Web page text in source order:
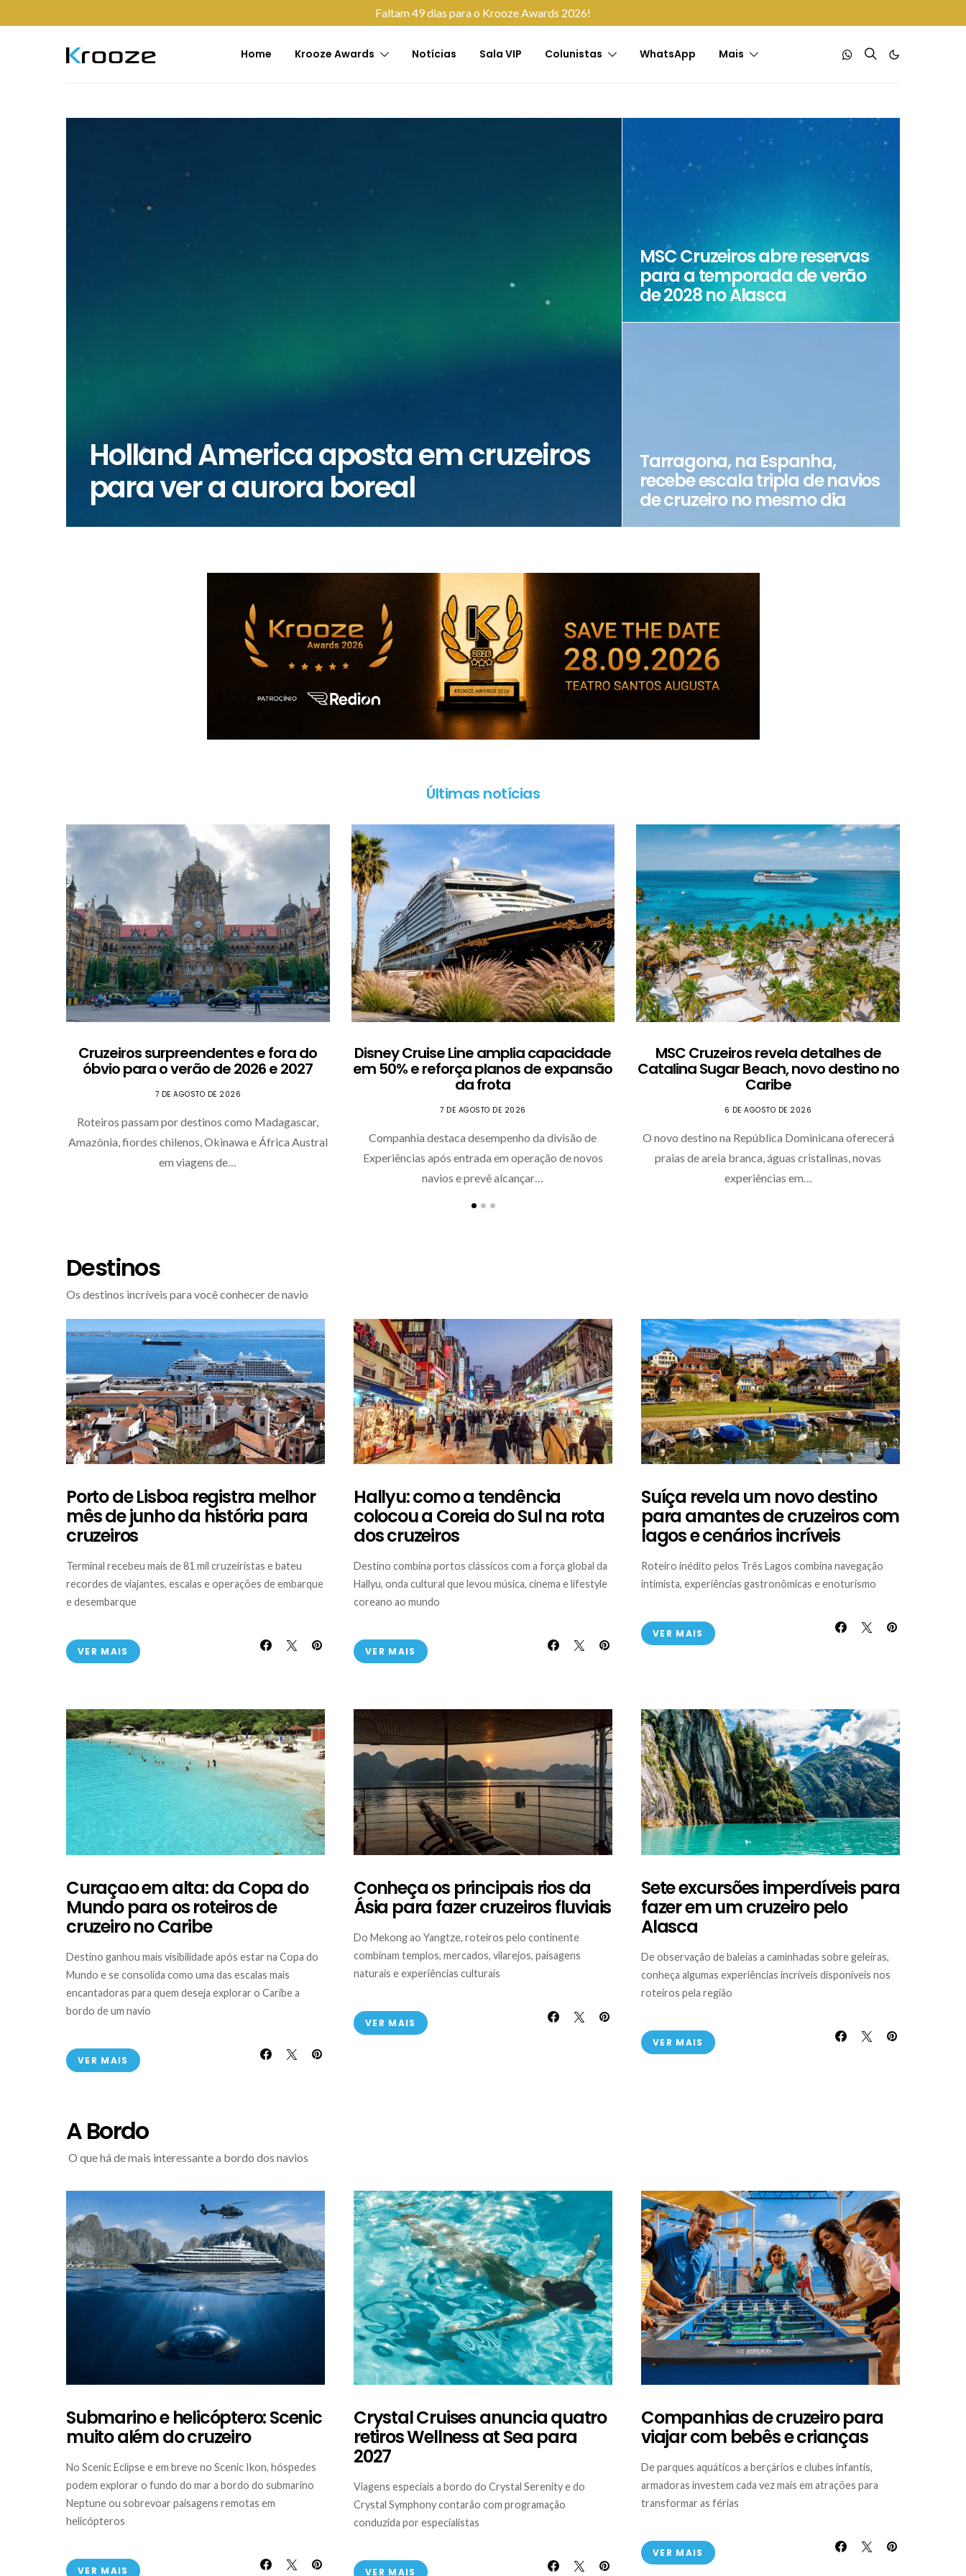
Faltam 49 dias para o Krooze Awards 2026!
Home Krooze Awards Notícias Sala VIP Colunistas WhatsApp Mais
Holland America aposta em cruzeiros
para ver a aurora boreal
MSC Cruzeiros abre reservas
para a temporada de verão
de 2028 no Alasca
Tarragona, na Espanha,
recebe escala tripla de navios
de cruzeiro no mesmo dia
Últimas notícias
Cruzeiros surpreendentes e fora do
óbvio para o verão de 2026 e 2027
7 DE AGOSTO DE 2026
Roteiros passam por destinos como Madagascar,
Amazônia, fiordes chilenos, Okinawa e África Austral
em viagens de…
Disney Cruise Line amplia capacidade
em 50% e reforça planos de expansão
da frota
7 DE AGOSTO DE 2026
Companhia destaca desempenho da divisão de
Experiências após entrada em operação de novos
navios e prevê alcançar…
MSC Cruzeiros revela detalhes de
Catalina Sugar Beach, novo destino no
Caribe
6 DE AGOSTO DE 2026
O novo destino na República Dominicana oferecerá
praias de areia branca, águas cristalinas, novas
experiências em…
Destinos
Os destinos incríveis para você conhecer de navio
Porto de Lisboa registra melhor
mês de junho da história para
cruzeiros
Terminal recebeu mais de 81 mil cruzeiristas e bateu
recordes de viajantes, escalas e operações de embarque
e desembarque
VER MAIS
Hallyu: como a tendência
colocou a Coreia do Sul na rota
dos cruzeiros
Destino combina portos clássicos com a força global da
Hallyu, onda cultural que levou música, cinema e lifestyle
coreano ao mundo
VER MAIS
Suíça revela um novo destino
para amantes de cruzeiros com
lagos e cenários incríveis
Roteiro inédito pelos Três Lagos combina navegação
intimista, experiências gastronômicas e enoturismo
VER MAIS
Curaçao em alta: da Copa do
Mundo para os roteiros de
cruzeiro no Caribe
Destino ganhou mais visibilidade após estar na Copa do
Mundo e se consolida como uma das escalas mais
encantadoras para quem deseja explorar o Caribe a
bordo de um navio
VER MAIS
Conheça os principais rios da
Ásia para fazer cruzeiros fluviais
Do Mekong ao Yangtze, roteiros pelo continente
combinam templos, mercados, vilarejos, paisagens
naturais e experiências culturais
VER MAIS
Sete excursões imperdíveis para
fazer em um cruzeiro pelo
Alasca
De observação de baleias a caminhadas sobre geleiras,
conheça algumas experiências incríveis disponíveis nos
roteiros pela região
VER MAIS
A Bordo
O que há de mais interessante a bordo dos navios
Submarino e helicóptero: Scenic
muito além do cruzeiro
No Scenic Eclipse e em breve no Scenic Ikon, hóspedes
podem explorar o fundo do mar a bordo do submarino
Neptune ou sobrevoar paisagens remotas em
helicópteros
VER MAIS
Crystal Cruises anuncia quatro
retiros Wellness at Sea para
2027
Viagens especiais a bordo do Crystal Serenity e do
Crystal Symphony contarão com programação
conduzida por especialistas
VER MAIS
Companhias de cruzeiro para
viajar com bebês e crianças
De parques aquáticos a berçários e clubes infantis,
armadoras investem cada vez mais em atrações para
transformar as férias
VER MAIS